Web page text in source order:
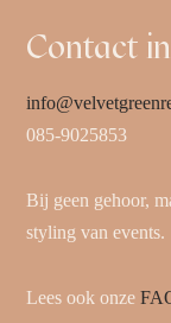
Contact
085-9025853
Bij geen gehoor,
styling van events.
Lees ook onze